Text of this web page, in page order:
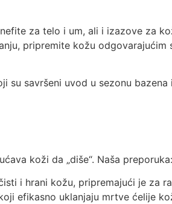
za telo i um, ali i izazove za
pripremite kožu
su savršeni uvod u sezonu bazena
koži da „diše“. Naša preporuka:
i hrani kožu, pripremajući je za
efikasno uklanjaju mrtve ćelije